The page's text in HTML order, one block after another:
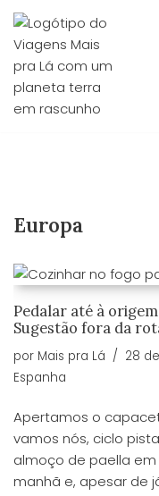
Avançar
para
o
conteúdo
Europa
Pedalar até à
Sugestão fora da
por Mais pra Lá 28
Espanha
Apertamos o
vamos nós, ciclo
almoço de paella em
manhã e, apesar de